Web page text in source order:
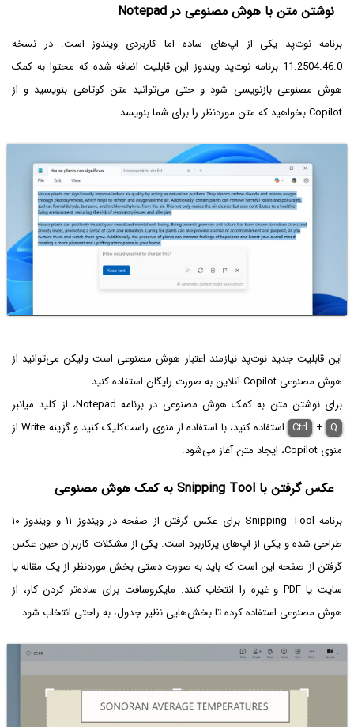
نوشتن متن با هوش مصنوعی در Notepad
برنامه نوت‌پد یکی از اپ‌های ساده اما کاربردی ویندوز است. در نسخه
11.2504.46.0 برنامه نوت‌پد ویندوز این قابلیت اضافه شده که محتوا به کمک
هوش مصنوعی بازنویسی شود و حتی می‌توانید متن کوتاهی بنویسید و از
Copilot بخواهید که متن موردنظر را برای شما بنویسد.
این قابلیت جدید نوت‌پد نیازمند اعتبار هوش مصنوعی است ولیکن می‌توانید از
هوش مصنوعی Copilot آنلاین به صورت رایگان استفاده کنید.
برای نوشتن متن به کمک هوش مصنوعی در برنامه Notepad، از کلید میانبر
Ctrl
+ Q
استفاده کنید، با استفاده از منوی راست‌کلیک کنید و گزینه Write از
منوی Copilot، ایجاد متن آغاز می‌شود.
عکس گرفتن با Snipping Tool به کمک هوش مصنوعی
برنامه Snipping Tool برای عکس گرفتن از صفحه در ویندوز ۱۱ و ویندوز ۱۰
طراحی شده و یکی از اپ‌های پرکاربرد است. یکی از مشکلات کاربران حین عکس
گرفتن از صفحه این است که باید به صورت دستی بخش موردنظر از یک مقاله یا
سایت یا PDF و غیره را انتخاب کنند. مایکروسافت برای ساده‌تر کردن کار، از
هوش مصنوعی استفاده کرده تا بخش‌هایی نظیر جدول، به راحتی انتخاب شود.